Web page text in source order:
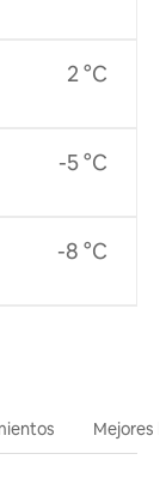
2 °C
-5 °C
-8 °C
Mejores